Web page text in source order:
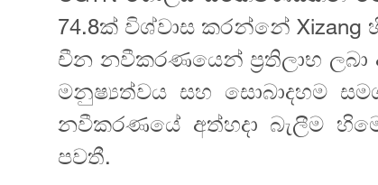
74.8ක් විශ්වාස කරන්නේ Xizang
චීන නවීකරණයෙන් ප්‍රතිලාභ ලබා
මනුෂ්‍යත්වය සහ සොබාදහම
නවීකරණයේ අත්හදා බැලීම
පවතී.